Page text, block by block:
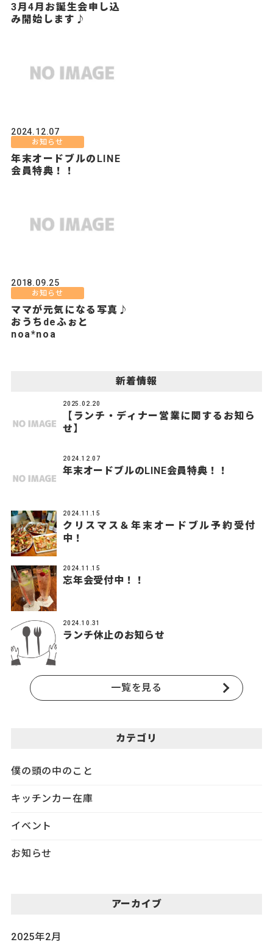
3月4月お誕生会申し込
み開始します♪
2024.12.07
お知らせ
年末オードブルのLINE
会員特典！！
2018.09.25
お知らせ
ママが元気になる写真♪
おうちdeふぉと
noa*noa
新着情報
2025.02.20
【ランチ・ディナー営業に関するお知ら
せ】
2024.12.07
年末オードブルのLINE会員特典！！
2024.11.15
クリスマス＆年末オードブル予約受付
中！
2024.11.15
忘年会受付中！！
2024.10.31
ランチ休止のお知らせ
一覧を見る
カテゴリ
僕の頭の中のこと
キッチンカー在庫
イベント
お知らせ
アーカイブ
2025年2月